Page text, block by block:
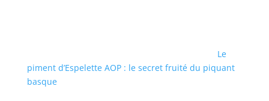
Le
piment d’Espelette AOP : le secret fruité du piquant
basque